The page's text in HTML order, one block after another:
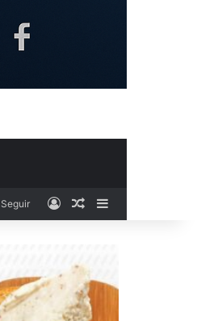
Seguir AccesoPublicación al